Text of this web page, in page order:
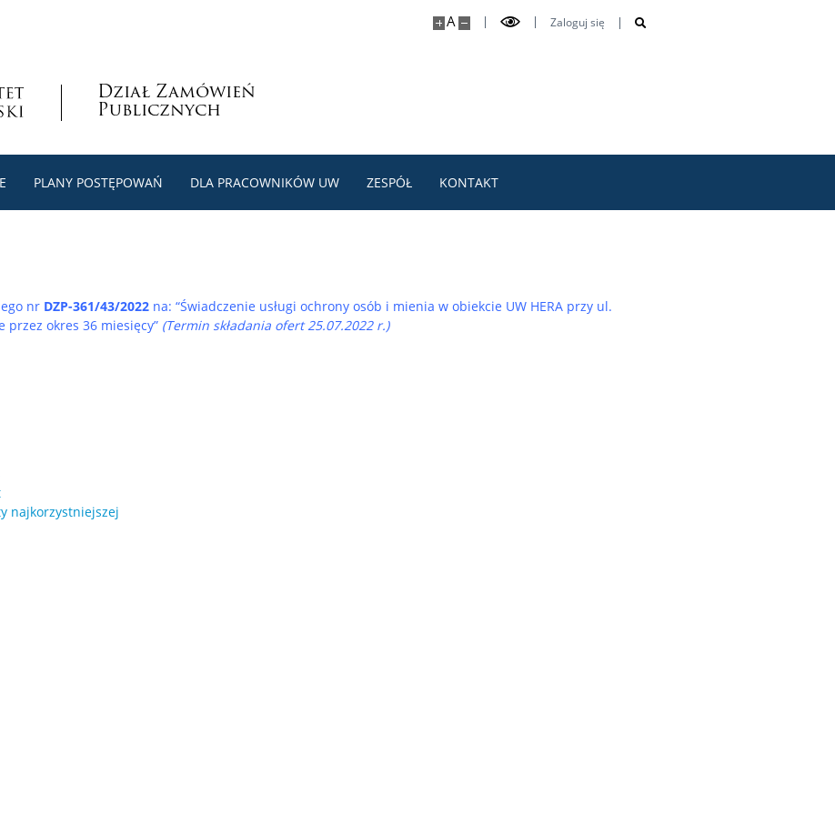
A Zaloguj się
Dział Zamówień
Publicznych
PLANY POSTĘPOWAŃ DLA PRACOWNIKÓW UW ZESPÓŁ KONTAKT
nr DZP-361/43/2022 na: “Świadczenie usługi ochrony osób i mienia w obiekcie UW HERA przy ul.
przez okres 36 miesięcy” (Termin składania ofert 25.07.2022 r.)
najkorzystniejszej